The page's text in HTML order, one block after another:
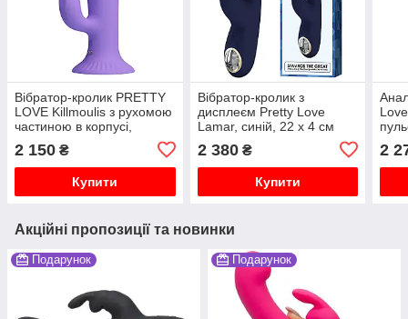
Вібратор-кролик PRETTY
LOVE Killmoulis з рухомою
частиною в корпусі,
фіолетовий, 17.5 х 3.4 см
2 150 ₴
Купити
Вібратор-кролик з
дисплеєм Pretty Love
Lamar, синій, 22 х 4 см
2 380₴
Купити
2
Акційні пропозиції та новинки
Подарунок Подарунок